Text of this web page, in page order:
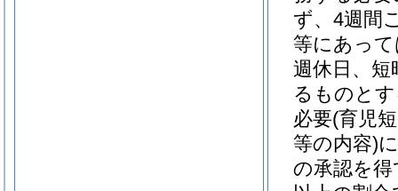
ず、4週間
等にあっ
週休日、短
るものと
必要(育児
等の内容)
の承認を